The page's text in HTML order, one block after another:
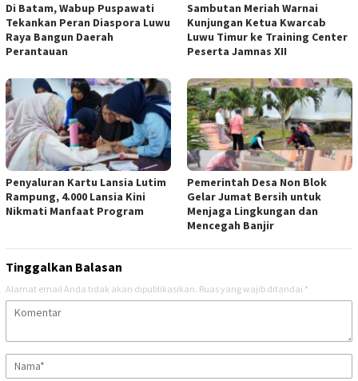
Di Batam, Wabup Puspawati
Tekankan Peran Diaspora Luwu
Raya Bangun Daerah
Perantauan
Sambutan Meriah Warnai
Kunjungan Ketua Kwarcab
Luwu Timur ke Training Center
Peserta Jamnas XII
Penyaluran Kartu Lansia Lutim
Rampung, 4.000 Lansia Kini
Nikmati Manfaat Program
Pemerintah Desa Non Blok
Gelar Jumat Bersih untuk
Menjaga Lingkungan dan
Mencegah Banjir
Tinggalkan Balasan
Alamat email Anda tidak akan dipublikasikan. Ruas yang wajib ditandai *